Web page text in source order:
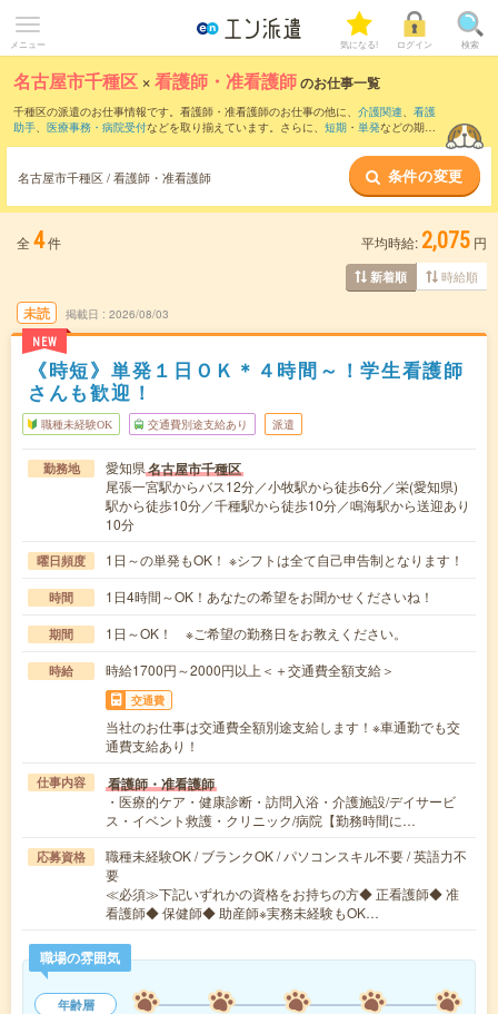
メニュー 気になる! ログイン 検索
名古屋市千種区 ×看護師・准看護師のお仕事一覧
千種区の派遣のお仕事情報です。看護師・准看護師のお仕事の他に、 介護関連、 看護
助手、 医療事務・病院受付などを取り揃えています。さらに、 短期 ・ 単発などの期間
名古屋市千種区 / 看護師・准看護師 条件の変更
全 4件 平均時給: 2,075 円
新着順 時給順
未読
NEW
掲載日 2026/08/03
《時短》単発１日ＯＫ＊４時間～！学生看護師
さんも歓迎！
職種未経験OK 交通費別途支給あり 派遣
勤務地 愛知県名古屋市千種区
尾張一宮駅からバス12分／小牧駅から徒歩6分／栄(愛知県)
駅から徒歩10分／千種駅から徒歩10分／鳴海駅から送迎あり
10分
曜日頻度 1日～の単発もOK！ ※シフトは全て自己申告制となります！
時間 1日4時間～OK！あなたの希望をお聞かせくださいね！
期間 1日～OK！ ※ご希望の勤務日をお教えください。
時給 時給1700円～2000円以上＜＋交通費全額支給＞
交通費
当社のお仕事は交通費全額別途支給します！※車通勤でも交
通費支給あり！
仕事内容 看護師・准看護師
・医療的ケア・健康診断・訪問入浴・介護施設/デイサービ
ス・イベント救護・クリニック/病院【勤務時間に…
応募資格
職種未経験OK / ブランクOK / パソコンスキル不要 / 英語力不
要
≪必須≫下記いずれかの資格をお持ちの方◆ 正看護師◆ 准
看護師◆ 保健師◆ 助産師※実務未経験もOK…
職場の雰囲気
年齢層